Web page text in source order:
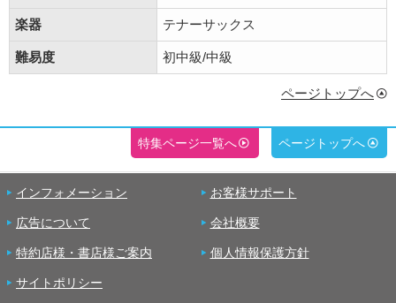
楽器 テナーサックス
難易度 初中級/中級
ページトップへ
特集ページ一覧へ ページトップへ
インフォメーション お客様サポート
広告について 会社概要
特約店様・書店様ご案内 個人情報保護方針
サイトポリシー